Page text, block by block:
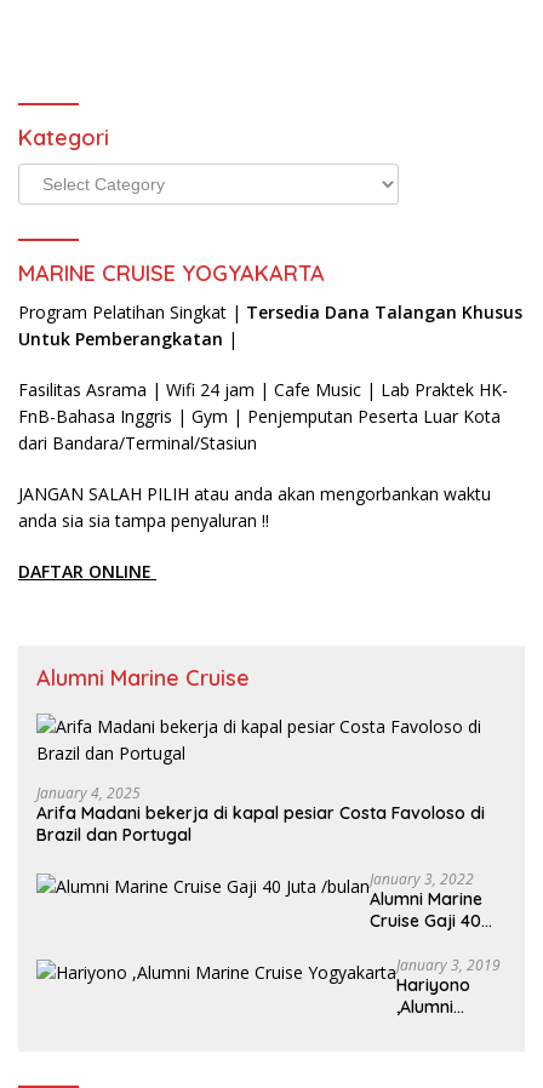
Kategori
Kategori
MARINE CRUISE YOGYAKARTA
Program Pelatihan Singkat | Tersedia Dana Talangan Khusus
Untuk Pemberangkatan |
Fasilitas Asrama | Wifi 24 jam | Cafe Music | Lab Praktek HK-
FnB-Bahasa Inggris | Gym | Penjemputan Peserta Luar Kota
dari Bandara/Terminal/Stasiun
JANGAN SALAH PILIH atau anda akan mengorbankan waktu
anda sia sia tampa penyaluran !!
DAFTAR ONLINE
Alumni Marine Cruise
January 4, 2025
Arifa Madani bekerja di kapal pesiar Costa Favoloso di
Brazil dan Portugal
January 3, 2022
Alumni Marine
Cruise Gaji 40
January 3, 2019
Hariyono
,Alumni